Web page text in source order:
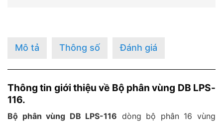
Mô tả Thông số Đánh giá
Thông tin giới thiệu về Bộ phân vùng DB LPS-
116.
Bộ phân vùng DB LPS-116 dòng bộ phân 16 vùng